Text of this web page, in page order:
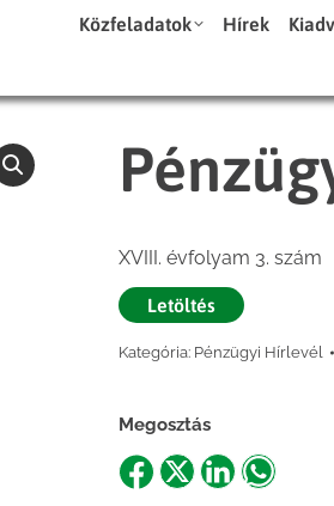
Közfeladatok Hírek
XVIII. évfolyam 3. szám
Letöltés
Kategória: Pénzügyi Hírlevél
Megosztás
ShareShareShareShare